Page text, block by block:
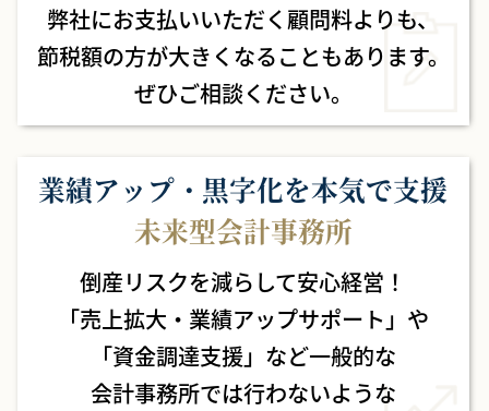
弊社にお支払いいただく顧問料よりも、
節税額の方が大きくなることもあります。
ぜひご相談ください。
業績アップ・黒字化を本気で支援
未来型会計事務所
倒産リスクを減らして安心経営！
「売上拡大・業績アップサポート」や
「資金調達支援」など一般的な
会計事務所では行わないような